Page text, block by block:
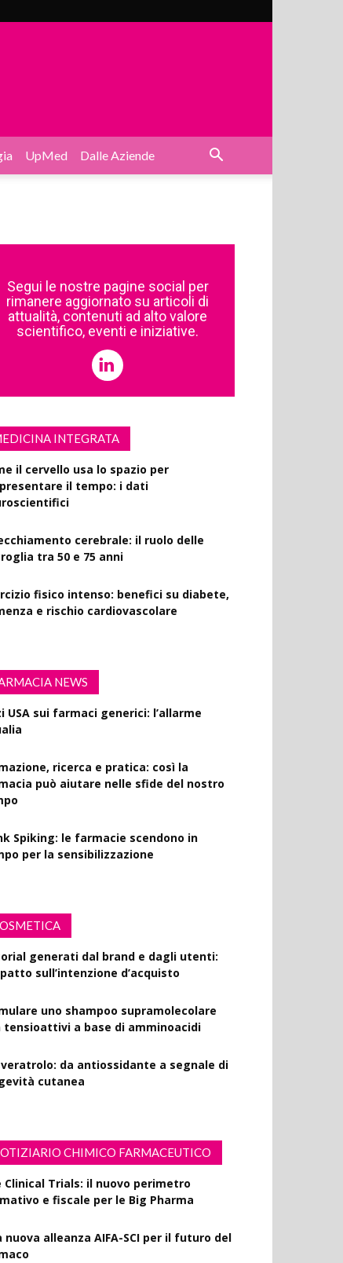
UpMed Dalle Aziende
Segui le nostre pagine social per
rimanere aggiornato su articoli di
attualità, contenuti ad alto valore
scientifico, eventi e iniziative.
INTEGRATA
il cervello usa lo spazio per
il tempo: i dati
cerebrale: il ruolo delle
tra 50 e 75 anni
fisico intenso: benefici su diabete,
e rischio cardiovascolare
NEWS
USA sui farmaci generici: l’allarme
ricerca e pratica: così la
può aiutare nelle sfide del nostro
Spiking: le farmacie scendono in
per la sensibilizzazione
generati dal brand e dagli utenti:
sull’intenzione d’acquisto
uno shampoo supramolecolare
tensioattivi a base di amminoacidi
da antiossidante a segnale di
cutanea
CHIMICO FARMACEUTICO
Clinical Trials: il nuovo perimetro
e fiscale per le Big Pharma
nuova alleanza AIFA-SCI per il futuro del